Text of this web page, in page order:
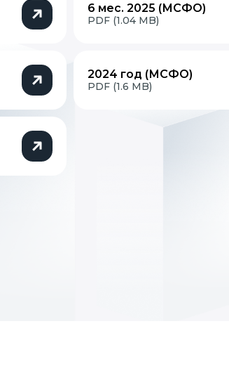
6 мес. 2025 (МСФО)
PDF (1.04 MB)
2024 год (МСФО)
PDF (1.6 MB)